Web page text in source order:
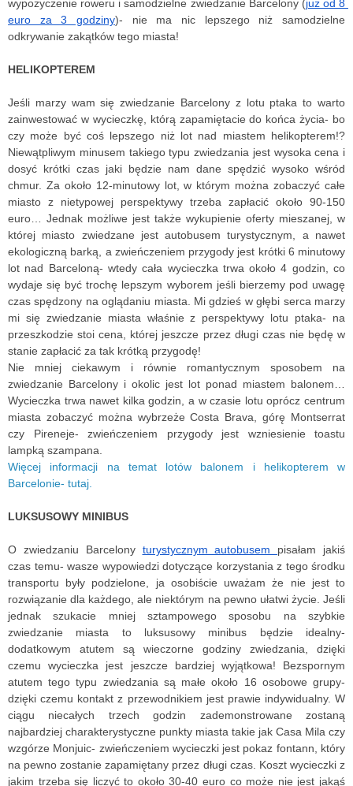
wypożyczenie roweru i samodzielne zwiedzanie Barcelony (już od 8
euro za 3 godziny)- nie ma nic lepszego niż samodzielne
odkrywanie zakątków tego miasta!
HELIKOPTEREM
Jeśli marzy wam się zwiedzanie Barcelony z lotu ptaka to warto
zainwestować w wycieczkę, którą zapamiętacie do końca życia- bo
czy może być coś lepszego niż lot nad miastem helikopterem!?
Niewątpliwym minusem takiego typu zwiedzania jest wysoka cena i
dosyć krótki czas jaki będzie nam dane spędzić wysoko wśród
chmur. Za około 12-minutowy lot, w którym można zobaczyć całe
miasto z nietypowej perspektywy trzeba zapłacić około 90-150
euro… Jednak możliwe jest także wykupienie oferty mieszanej, w
której miasto zwiedzane jest autobusem turystycznym, a nawet
ekologiczną barką, a zwieńczeniem przygody jest krótki 6 minutowy
lot nad Barceloną- wtedy cała wycieczka trwa około 4 godzin, co
wydaje się być trochę lepszym wyborem jeśli bierzemy pod uwagę
czas spędzony na oglądaniu miasta. Mi gdzieś w głębi serca marzy
mi się zwiedzanie miasta właśnie z perspektywy lotu ptaka- na
przeszkodzie stoi cena, której jeszcze przez długi czas nie będę w
stanie zapłacić za tak krótką przygodę!
Nie mniej ciekawym i równie romantycznym sposobem na
zwiedzanie Barcelony i okolic jest lot ponad miastem balonem…
Wycieczka trwa nawet kilka godzin, a w czasie lotu oprócz centrum
miasta zobaczyć można wybrzeże Costa Brava, górę Montserrat
czy Pireneje- zwieńczeniem przygody jest wzniesienie toastu
lampką szampana.
Więcej informacji na temat lotów balonem i helikopterem w
Barcelonie- tutaj.
LUKSUSOWY MINIBUS
O zwiedzaniu Barcelony turystycznym autobusem pisałam jakiś
czas temu- wasze wypowiedzi dotyczące korzystania z tego środku
transportu były podzielone, ja osobiście uważam że nie jest to
rozwiązanie dla każdego, ale niektórym na pewno ułatwi życie. Jeśli
jednak szukacie mniej sztampowego sposobu na szybkie
zwiedzanie miasta to luksusowy minibus będzie idealny-
dodatkowym atutem są wieczorne godziny zwiedzania, dzięki
czemu wycieczka jest jeszcze bardziej wyjątkowa! Bezspornym
atutem tego typu zwiedzania są małe około 16 osobowe grupy-
dzięki czemu kontakt z przewodnikiem jest prawie indywidualny. W
ciągu niecałych trzech godzin zademonstrowane zostaną
najbardziej charakterystyczne punkty miasta takie jak Casa Mila czy
wzgórze Monjuic- zwieńczeniem wycieczki jest pokaz fontann, który
na pewno zostanie zapamiętany przez długi czas. Koszt wycieczki z
jakim trzeba się liczyć to około 30-40 euro co może nie jest jakąś